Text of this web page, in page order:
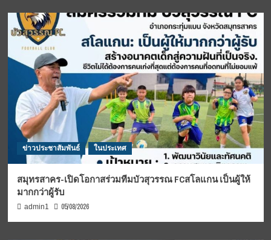
ข่าวประชาสัมพันธ์ ในประเทศ
สมุทรสาคร-เปิดโอกาสร่วมทีมบัวสุวรรณ FCสโลแกน เป็นผู้ให้
มากกว่าผู้รับ
admin1 05/08/2026